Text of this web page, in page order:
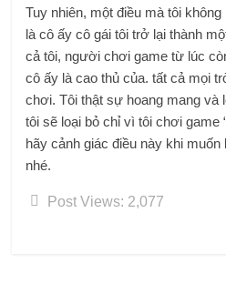
Tuy nhiên, một điều mà tôi
là cô ấy cô gái tôi trở lại thành
cả tôi, người chơi game từ lúc
cô ấy là cao thủ của. tất cả mọi
chơi. Tôi thật sự hoang mang và
tôi sẽ loại bỏ chỉ vì tôi chơi game
hãy cảnh giác điều này khi
nhé.
Post Views: 2,077